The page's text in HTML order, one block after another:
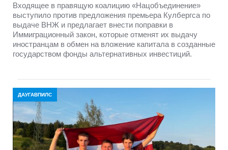
Входящее в правящую коалицию «Нацобъединение»
выступило против предложения премьера Кулбергса по
выдаче ВНЖ и предлагает внести поправки в
Иммиграционный закон, которые отменят их выдачу
иностранцам в обмен на вложение капитала в созданные
государством фонды альтернативных инвестиций.
ДАУГАВПИЛС